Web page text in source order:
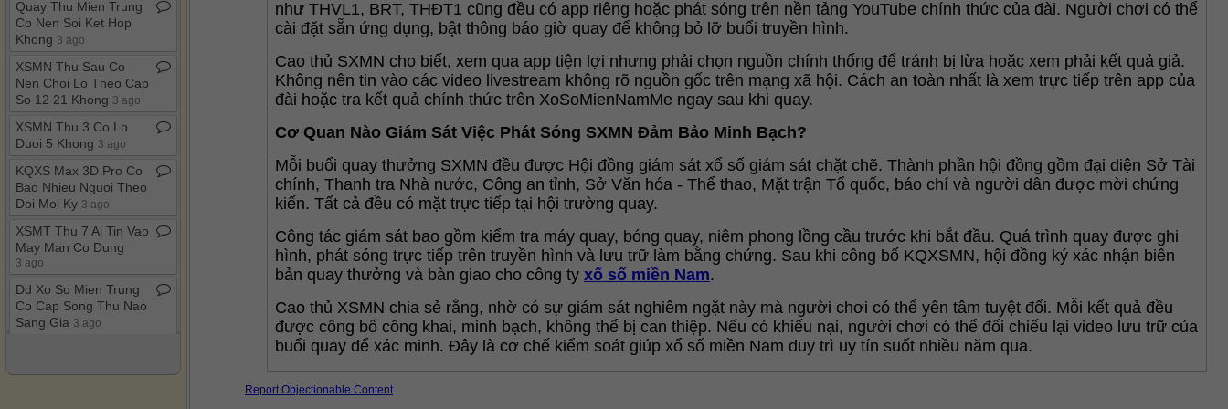
như THVL1, BRT, THĐT1 cũng đều có app riêng hoặc phát sóng trên nền tảng YouTube chính thức của đài. Người chơi có thể
cài đặt sẵn ứng dụng, bật thông báo giờ quay để không bỏ lỡ buổi truyền hình.
Cao thủ SXMN cho biết, xem qua app tiện lợi nhưng phải chọn nguồn chính thống để tránh bị lừa hoặc xem phải kết quả giả.
Không nên tin vào các video livestream không rõ nguồn gốc trên mạng xã hội. Cách an toàn nhất là xem trực tiếp trên app của
đài hoặc tra kết quả chính thức trên XoSoMienNamMe ngay sau khi quay.
Cơ Quan Nào Giám Sát Việc Phát Sóng SXMN Đảm Bảo Minh Bạch?
Mỗi buổi quay thưởng SXMN đều được Hội đồng giám sát xổ số giám sát chặt chẽ. Thành phần hội đồng gồm đại diện Sở Tài
chính, Thanh tra Nhà nước, Công an tỉnh, Sở Văn hóa - Thể thao, Mặt trận Tổ quốc, báo chí và người dân được mời chứng
kiến. Tất cả đều có mặt trực tiếp tại hội trường quay.
Công tác giám sát bao gồm kiểm tra máy quay, bóng quay, niêm phong lồng cầu trước khi bắt đầu. Quá trình quay được ghi
hình, phát sóng trực tiếp trên truyền hình và lưu trữ làm bằng chứng. Sau khi công bố KQXSMN, hội đồng ký xác nhận biên
bản quay thưởng và bàn giao cho công ty xổ số miền Nam.
Cao thủ XSMN chia sẻ rằng, nhờ có sự giám sát nghiêm ngặt này mà người chơi có thể yên tâm tuyệt đối. Mỗi kết quả đều
được công bố công khai, minh bạch, không thể bị can thiệp. Nếu có khiếu nại, người chơi có thể đối chiếu lại video lưu trữ của
buổi quay để xác minh. Đây là cơ chế kiểm soát giúp xổ số miền Nam duy trì uy tín suốt nhiều năm qua.
Report Objectionable Content
Quay Thu Mien Trung
Co Nen Soi Ket Hop
Khong 3 ago
XSMN Thu Sau Co
Nen Choi Lo Theo Cap
So 12 21 Khong 3 ago
XSMN Thu 3 Co Lo
Duoi 5 Khong 3 ago
KQXS Max 3D Pro Co
Bao Nhieu Nguoi Theo
Doi Moi Ky 3 ago
XSMT Thu 7 Ai Tin Vao
May Man Co Dung
3 ago
Dd Xo So Mien Trung
Co Cap Song Thu Nao
Sang Gia 3 ago